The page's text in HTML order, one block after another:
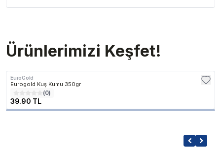
Ürünlerimizi Keşfet!
EuroGold
Eurogold Kuş Kumu 350gr
(0)
39.90 TL